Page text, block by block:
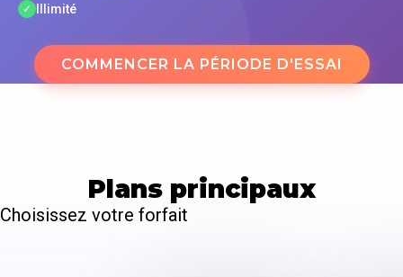
✓ Illimité
COMMENCER LA PÉRIODE D'ESSAI
Plans principaux
Choisissez votre forfait